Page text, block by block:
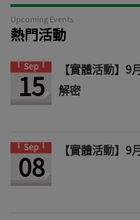
Upcoming Events
熱門活動
Sep
15
【實體活動】
解密
Sep
08 【實體活動】